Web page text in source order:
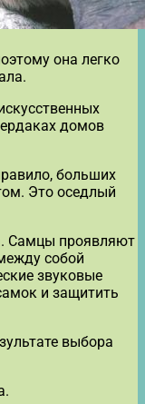
она легко
домов
больших
Это оседлый
Самцы проявляют
собой
звуковые
и защитить
выбора